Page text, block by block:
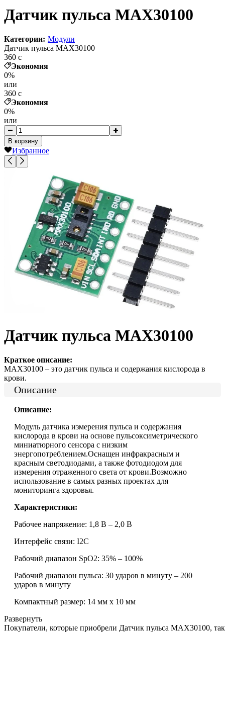
Датчик пульса MAX30100
Категории: Модули
Датчик пульса MAX30100
360 c
Экономия
0%
или
360 c
Экономия
0%
или
В корзину
Избранное
Датчик пульса MAX30100
Краткое описание:
MAX30100 – это датчик пульса и содержания кислорода в
крови.
Описание
Описание:
Модуль датчика измерения пульса и содержания
кислорода в крови на основе пульсоксиметрического
миниатюрного сенсора с низким
энергопотреблением.Оснащен инфракрасным и
красным светодиодами, а также фотодиодом для
измерения отраженного света от крови.Возможно
использование в самых разных проектах для
мониторинга здоровья.
Характеристики:
Рабочее напряжение: 1,8 В – 2,0 В
Интерфейс связи: I2C
Рабочий диапазон SpO2: 35% – 100%
Рабочий диапазон пульса: 30 ударов в минуту – 200
ударов в минуту
Компактный размер: 14 мм x 10 мм
Развернуть
Покупатели, которые приобрели Датчик пульса MAX30100,